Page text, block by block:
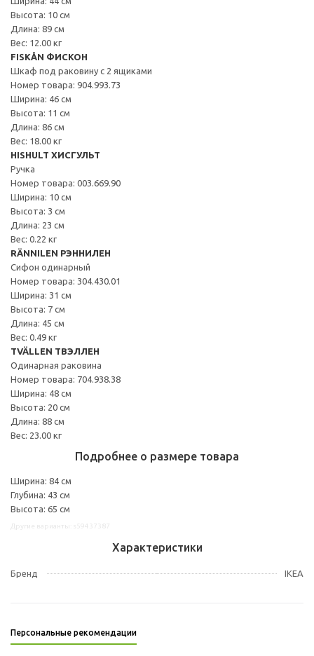
Высота: 10 см
Длина: 89 см
Вес: 12.00 кг
FISKÅN ФИСКОН
Шкаф под раковину с 2 ящиками
Номер товара: 904.993.73
Ширина: 46 см
Высота: 11 см
Длина: 86 см
Вес: 18.00 кг
HISHULT ХИСГУЛЬТ
Ручка
Номер товара: 003.669.90
Ширина: 10 см
Высота: 3 см
Длина: 23 см
Вес: 0.22 кг
RÄNNILEN РЭННИЛЕН
Сифон одинарный
Номер товара: 304.430.01
Ширина: 31 см
Высота: 7 см
Длина: 45 см
Вес: 0.49 кг
TVÄLLEN ТВЭЛЛЕН
Одинарная раковина
Номер товара: 704.938.38
Ширина: 48 см
Высота: 20 см
Длина: 88 см
Вес: 23.00 кг
Подробнее о размере товара
Ширина: 84 см
Глубина: 43 см
Высота: 65 см
Характеристики
Бренд IKEA
Персональные рекомендации